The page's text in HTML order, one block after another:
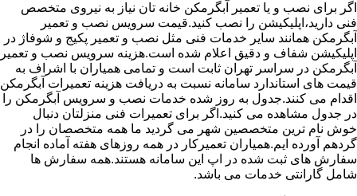
اگر برای نصب و یا تعمیر آبگرمکن خانه تان نیاز به نیروی متخصص
فنی دارید،اپلیکیشن را نصب کنید.قیمت سرویس نصب و تعمیر
آبگرمکن همانند سایر خدمات فنی مثل نصب و تعمیر پکیج و شوفاژ در
اپلیکیشن شفاف و دقیق اعلام شده است.هزینه سرویس نصب و تعمیر
آبگرمکن در سراسر تهران ثابت است و تمامی همیاران با اشراف به
قیمت های استاندارد سامانه نسبت به دریافت هزینه تعمیرات آبگرمکن
اقدام می کنند.جدول به روز شده خدمات نصب و سرویس آبگرمکن را
در جدول مشاهده می کنید.اگر برای تعمیرات فنی منزلتان دنبال
خوش نام ترین متخصصین شهر می گردید ما همه متخصصان را در
گردهم آورده ایم.همیاران تعمیرکار در همه روزهای هفته آماده انجام
سفارش های ثبت شده در اپ این سامانه هستند.همه سفارش ها
شامل گارانتی خدمات می باشد.